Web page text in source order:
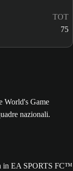
TOT
75
in EA SPORTS FC™